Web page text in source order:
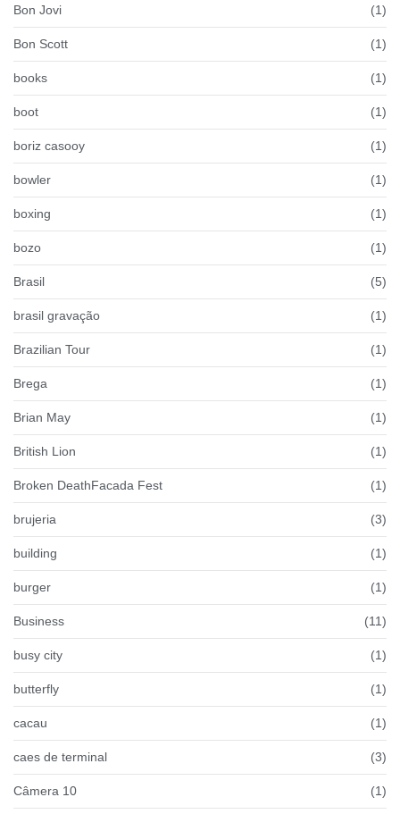
Bon Jovi (1)
Bon Scott (1)
books (1)
boot (1)
boriz casooy (1)
bowler (1)
boxing (1)
bozo (1)
Brasil (5)
brasil gravação (1)
Brazilian Tour (1)
Brega (1)
Brian May (1)
British Lion (1)
Broken DeathFacada Fest (1)
brujeria (3)
building (1)
burger (1)
Business (11)
busy city (1)
butterfly (1)
cacau (1)
caes de terminal (3)
Câmera 10 (1)